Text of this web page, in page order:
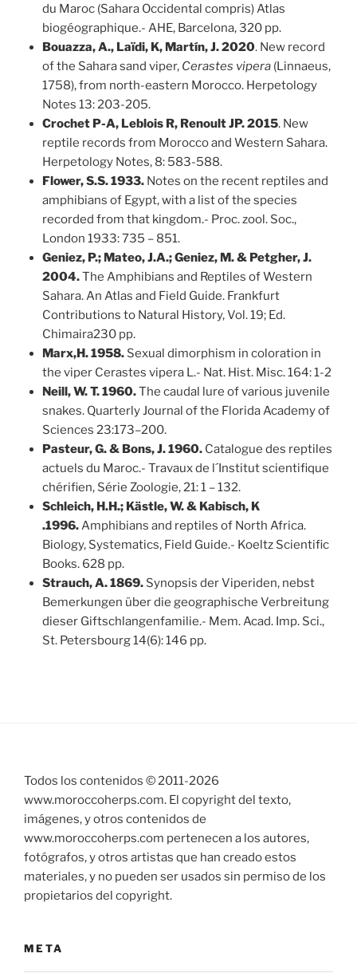
du Maroc (Sahara Occidental compris) Atlas
biogéographique.- AHE, Barcelona, 320 pp.
Bouazza, A., Laïdi, K, Martín, J. 2020. New record
of the Sahara sand viper, Cerastes vipera(Linnaeus,
1758), from north-eastern Morocco. Herpetology
Notes 13: 203-205.
Crochet P-A, Leblois R, Renoult JP. 2015. New
reptile records from Morocco and Western Sahara.
Herpetology Notes, 8: 583-588.
Flower, S.S. 1933.Notes on the recent reptiles and
amphibians of Egypt, with a list of the species
recorded from that kingdom.- Proc. zool. Soc.,
London 1933: 735 – 851.
Geniez, P.; Mateo, J.A.; Geniez, M. & Petgher, J.
2004.The Amphibians and Reptiles of Western
Sahara. An Atlas and Field Guide. Frankfurt
Contributions to Natural History, Vol. 19; Ed.
Chimaira230 pp.
Marx,H. 1958.Sexual dimorphism in coloration in
the viper Cerastes vipera L.- Nat. Hist. Misc. 164: 1-2
Neill, W. T. 1960.The caudal lure of various juvenile
snakes. Quarterly Journal of the Florida Academy of
Sciences 23:173–200.
Pasteur, G. & Bons, J. 1960.Catalogue des reptiles
actuels du Maroc.- Travaux de l´Institut scientifique
chérifien, Série Zoologie, 21: 1 – 132.
Schleich, H.H.; Kästle, W. & Kabisch, K
.1996.Amphibians and reptiles of North Africa.
Biology, Systematics, Field Guide.- Koeltz Scientific
Books. 628 pp.
Strauch, A. 1869.Synopsis der Viperiden, nebst
Bemerkungen über die geographische Verbreitung
dieser Giftschlangenfamilie.- Mem. Acad. Imp. Sci.,
St. Petersbourg 14(6): 146 pp.
Todos los contenidos © 2011-2026
www.moroccoherps.com. El copyright del texto,
imágenes, y otros contenidos de
www.moroccoherps.com pertenecen a los autores,
fotógrafos, y otros artistas que han creado estos
materiales, y no pueden ser usados sin permiso de los
propietarios del copyright.
META